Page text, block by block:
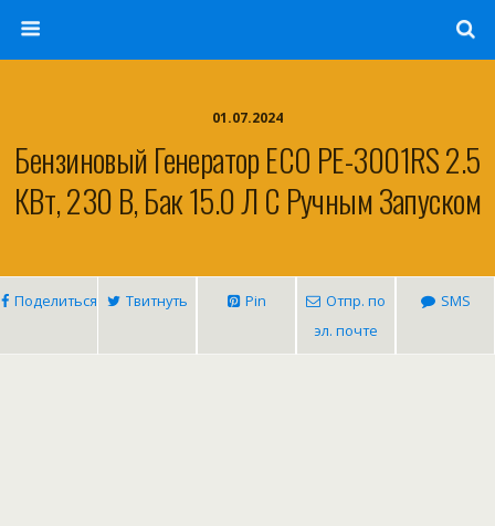
01.07.2024
Бензиновый Генератор ECO PE-3001RS 2.5
КВт, 230 В, Бак 15.0 Л С Ручным Запуском
Поделиться Твитнуть Pin
Отпр. по
эл. почте
SMS